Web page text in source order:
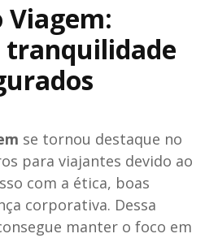
Viagem:
tranquilidade
se tornou destaque no
para viajantes devido ao
com a ética, boas
corporativa. Dessa
manter o foco em